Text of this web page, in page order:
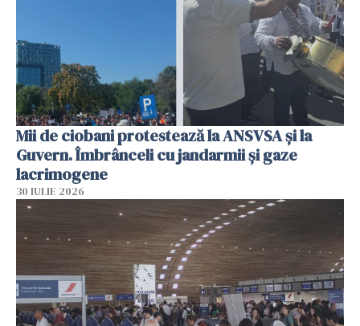
Mii de ciobani protestează la ANSVSA și la
Guvern. Îmbrânceli cu jandarmii și gaze
lacrimogene
30 IULIE 2026